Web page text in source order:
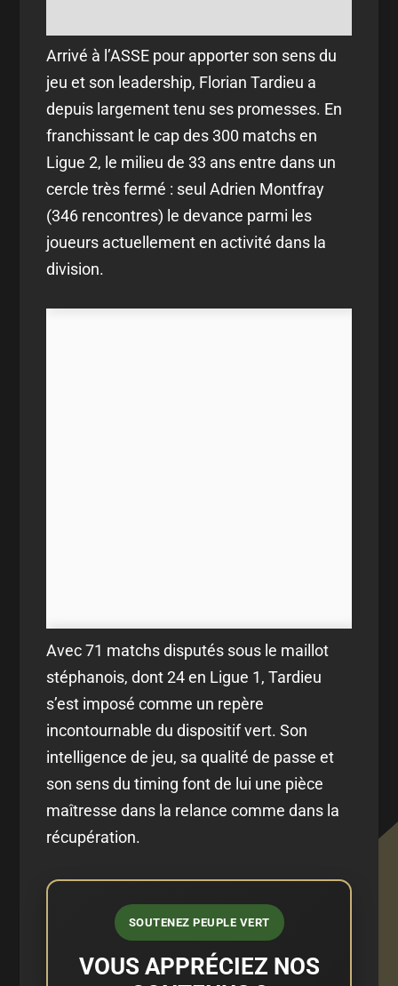
Arrivé à l’ASSE pour apporter son sens du
jeu et son leadership, Florian Tardieu a
depuis largement tenu ses promesses. En
franchissant le cap des 300 matchs en
Ligue 2, le milieu de 33 ans entre dans un
cercle très fermé : seul Adrien Montfray
(346 rencontres) le devance parmi les
joueurs actuellement en activité dans la
division.
Avec 71 matchs disputés sous le maillot
stéphanois, dont 24 en Ligue 1, Tardieu
s’est imposé comme un repère
incontournable du dispositif vert. Son
intelligence de jeu, sa qualité de passe et
son sens du timing font de lui une pièce
maîtresse dans la relance comme dans la
récupération.
SOUTENEZ PEUPLE VERT
VOUS APPRÉCIEZ NOS